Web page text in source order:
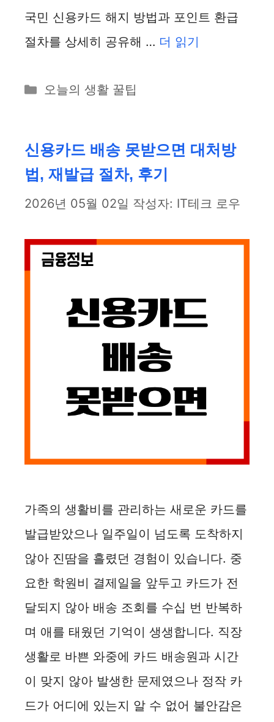
국민 신용카드 해지 방법과 포인트 환급
절차를 상세히 공유해 … 더 읽기
카
리
오늘의 생활 꿀팁
신용카드 배송 못받으면 대처방
법, 재발급 절차, 후기
2026년 05월 02일 작성자: IT테크 로우
가족의 생활비를 관리하는 새로운 카드를
발급받았으나 일주일이 넘도록 도착하지
않아 진땀을 흘렸던 경험이 있습니다. 중
요한 학원비 결제일을 앞두고 카드가 전
달되지 않아 배송 조회를 수십 번 반복하
며 애를 태웠던 기억이 생생합니다. 직장
생활로 바쁜 와중에 카드 배송원과 시간
이 맞지 않아 발생한 문제였으나 정작 카
드가 어디에 있는지 알 수 없어 불안감은